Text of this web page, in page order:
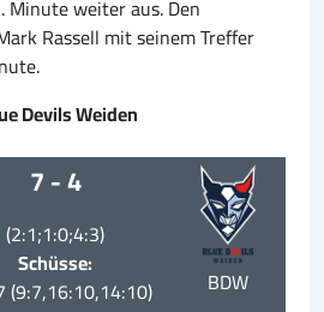
weiter aus. Den
Rassell mit seinem Treffer
Devils Weiden
7 - 4
(2:1;1:0;4:3)
Schüsse:
(9:7,16:10,14:10)
BDW